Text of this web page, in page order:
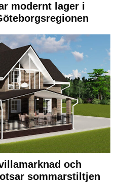
modernt lager i
och
sommarstiltjen